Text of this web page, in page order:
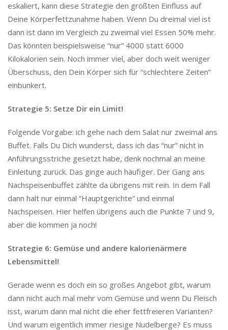
eskaliert, kann diese Strategie den größten Einfluss auf
Deine Körperfettzunahme haben. Wenn Du dreimal viel ist
dann ist dann im Vergleich zu zweimal viel Essen 50% mehr.
Das könnten beispielsweise “nur” 4000 statt 6000
Kilokalorien sein. Noch immer viel, aber doch weit weniger
Überschuss, den Dein Körper sich für “schlechtere Zeiten”
einbunkert.
Strategie 5: Setze Dir ein Limit!
Folgende Vorgabe: ich gehe nach dem Salat nur zweimal ans
Buffet. Falls Du Dich wunderst, dass ich das “nur” nicht in
Anführungsstriche gesetzt habe, denk nochmal an meine
Einleitung zurück. Das ginge auch häufiger. Der Gang ans
Nachspeisenbuffet zählte da übrigens mit rein. In dem Fall
dann halt nur einmal “Hauptgerichte” und einmal
Nachspeisen. Hier helfen übrigens auch die Punkte 7 und 9,
aber die kommen ja noch!
Strategie 6: Gemüse und andere kalorienärmere
Lebensmittel!
Gerade wenn es doch ein so großes Angebot gibt, warum
dann nicht auch mal mehr vom Gemüse und wenn Du Fleisch
isst, warum dann mal nicht die eher fettfreieren Varianten?
Und warum eigentlich immer riesige Nudelberge? Es muss